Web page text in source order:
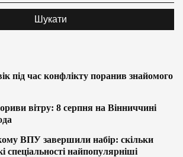
під час конфлікту поранив знайомого
вітру: 8 серпня на Вінниччині
ВПУ завершили набір: скільки
спеціальності найпопулярніші